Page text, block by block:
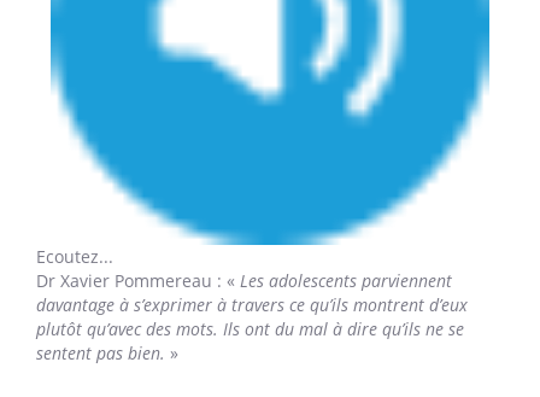
Ecoutez...
Dr Xavier Pommereau : « Les adolescents parviennent
davantage à s’exprimer à travers ce qu’ils montrent d’eux
plutôt qu’avec des mots. Ils ont du mal à dire qu’ils ne se
sentent pas bien. »